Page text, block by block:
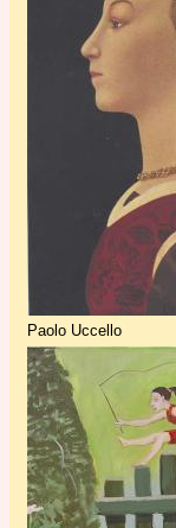
Paolo Uccello